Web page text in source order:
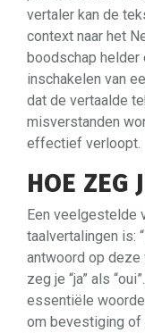
vertaler kan de
context naar het
boodschap helder
inschakelen van
dat de vertaalde
misverstanden
effectief verloopt.
HOE ZEG
Een veelgestelde
taalvertalingen is:
antwoord op deze
zeg je “ja” als
essentiële
om bevestiging of